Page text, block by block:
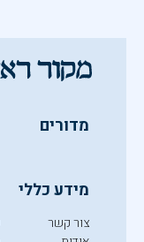
מדורים
מידע כללי
צור קשר